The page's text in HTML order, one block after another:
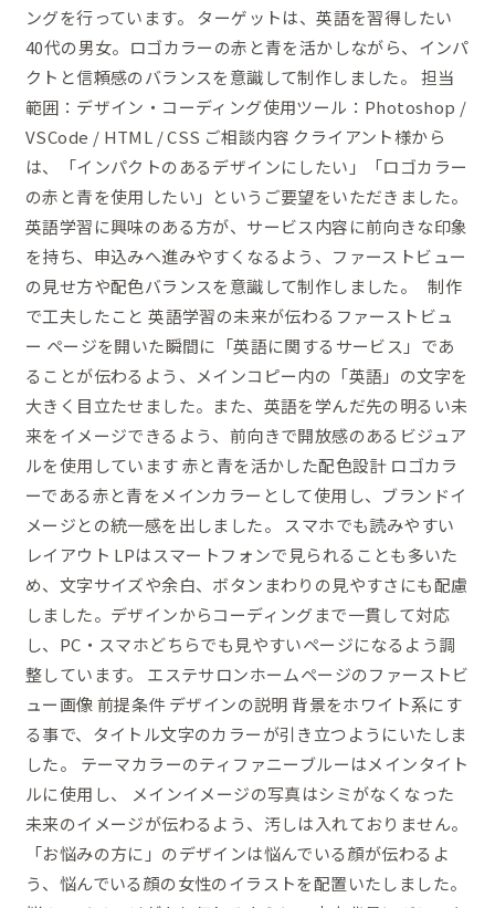
ングを行っています。 ターゲットは、英語を習得したい
40代の男女。ロゴカラーの赤と青を活かしながら、インパ
クトと信頼感のバランスを意識して制作しました。 担当
範囲：デザイン・コーディング使用ツール：Photoshop /
VSCode / HTML / CSS ご相談内容 クライアント様から
は、「インパクトのあるデザインにしたい」「ロゴカラー
の赤と青を使用したい」というご要望をいただきました。
英語学習に興味のある方が、サービス内容に前向きな印象
を持ち、申込みへ進みやすくなるよう、ファーストビュー
の見せ方や配色バランスを意識して制作しました。 制作
で工夫したこと 英語学習の未来が伝わるファーストビュ
ー ページを開いた瞬間に「英語に関するサービス」であ
ることが伝わるよう、メインコピー内の「英語」の文字を
大きく目立たせました。また、英語を学んだ先の明るい未
来をイメージできるよう、前向きで開放感のあるビジュア
ルを使用しています 赤と青を活かした配色設計 ロゴカラ
ーである赤と青をメインカラーとして使用し、ブランドイ
メージとの統一感を出しました。 スマホでも読みやすい
レイアウト LPはスマートフォンで見られることも多いた
め、文字サイズや余白、ボタンまわりの見やすさにも配慮
しました。デザインからコーディングまで一貫して対応
し、PC・スマホどちらでも見やすいページになるよう調
整しています。 エステサロンホームページのファーストビ
ュー画像 前提条件 デザインの説明 背景をホワイト系にす
る事で、タイトル文字のカラーが引き立つようにいたしま
した。 テーマカラーのティファニーブルーはメインタイト
ルに使用し、 メインイメージの写真はシミがなくなった
未来のイメージが伝わるよう、汚しは入れておりません。
「お悩みの方に」のデザインは悩んでいる顔が伝わるよ
う、悩んでいる顔の女性のイラストを配置いたしました。
ム
ペ
ジ
フ
ァ
ビ
ュ
ー
画